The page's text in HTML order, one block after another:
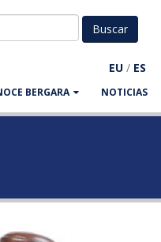
EU / ES
BERGARA NOTICIAS